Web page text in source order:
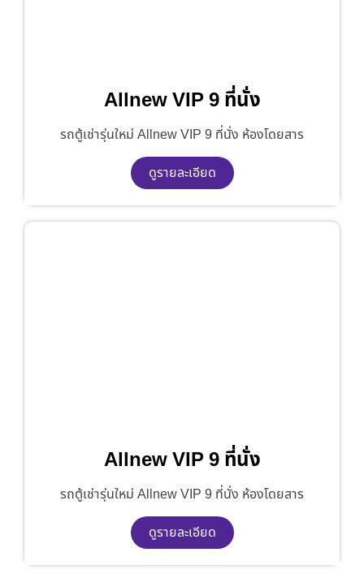
Allnew VIP 9 ที่นั่ง
รถตู้เช่ารุ่นใหม่ Allnew VIP 9 ที่นั่ง ห้องโดยสาร
ดูรายละเอียด
Allnew VIP 9 ที่นั่ง
รถตู้เช่ารุ่นใหม่ Allnew VIP 9 ที่นั่ง ห้องโดยสาร
ดูรายละเอียด